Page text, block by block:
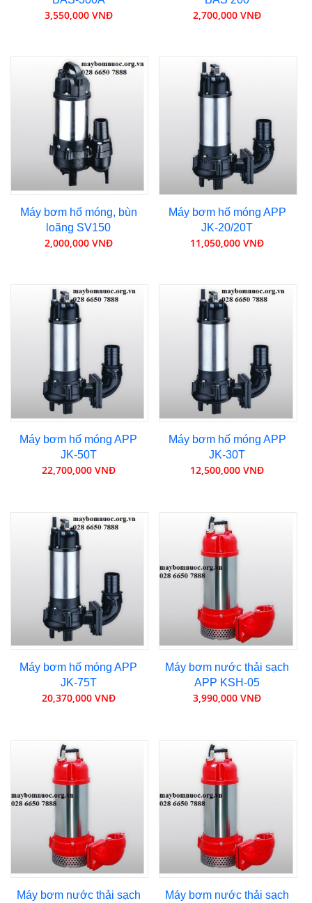
3,550,000 VNĐ 2,700,000 VNĐ
Máy bơm hố móng, bùn
loãng SV150
2,000,000 VNĐ
Máy bơm hố móng APP
JK-20/20T
11,050,000 VNĐ
Máy bơm hố móng APP
JK-50T
22,700,000 VNĐ
Máy bơm hố móng APP
JK-30T
12,500,000 VNĐ
Máy bơm hố móng APP
JK-75T
20,370,000 VNĐ
Máy bơm nước thải sạch
APP KSH-05
3,990,000 VNĐ
Máy bơm nước thải sạch
Máy bơm nước thải sạch